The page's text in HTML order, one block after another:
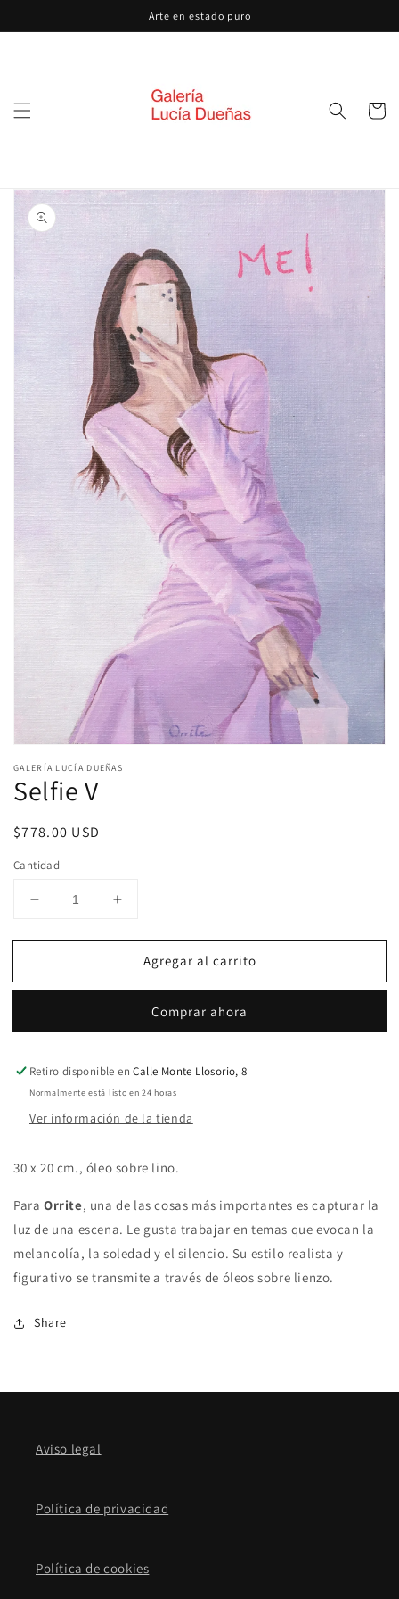
al contenido
Arte en estado puro
Carrito
directamente
a la
información
del producto
elemento
1
en
ventana
GALERÍA LUCÍA DUEÑAS
Selfie V
Precio
$778.00 USD
Cantidad
Reducir
para
V
Aumentar
para
Selfie
V
Agregar al carrito
Comprar ahora
Retiro disponible enCalle Monte Llosorio, 8
Normalmente está listo en 24 horas
Ver información de la tienda
30 x 20 cm., óleo sobre lino.
Para Orrite, una de las cosas más importantes es capturar la
luz de una escena. Le gusta trabajar en temas que evocan la
melancolía, la soledad y el silencio. Su estilo realista y
figurativo se transmite a través de óleos sobre lienzo.
Share
Aviso legal
Política de privacidad
Política de cookies